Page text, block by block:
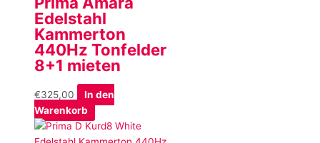
Edelstahl
Kammerton
440Hz Tonfelder
8+1 mieten
€325,00
In den
Warenkorb